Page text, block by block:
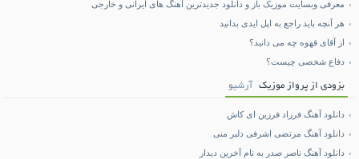
معرفی وبسایت موزیک باز و دانلود جدیدترین آهنگ های ایرانی و خارجی
هر آنچه باید راجع به اپل ایدی بدانید
از آقای قهوه چه می دانید؟
دفاع شخصی چیست؟
بزودی از پرواز موزیک آرشیو
دانلود آهنگ فرزاد فرزین ای کاش
دانلود آهنگ مرتضی اشرفی دلبر منی
دانلود آهنگ ناصر صدر به نام آخرین دیدار